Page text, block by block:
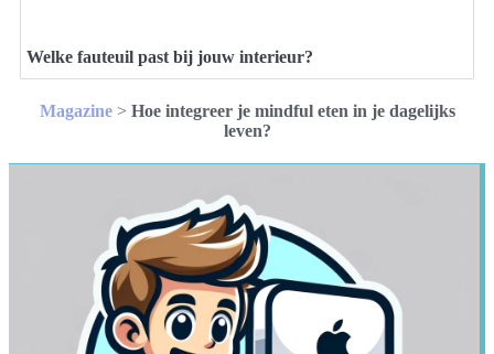
Welke fauteuil past bij jouw interieur?
Magazine> Hoe integreer je mindful eten in je dagelijks
leven?